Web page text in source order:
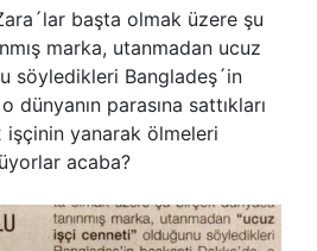
başta olmak üzere şu
marka, utanmadan ucuz
söyledikleri Bangladeş´in
dünyanın parasına sattıkları
işçinin yanarak ölmeleri
acaba?